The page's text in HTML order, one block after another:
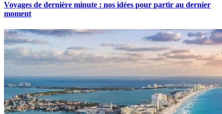
Voyages de dernière minute : nos idées pour partir au dernier
moment